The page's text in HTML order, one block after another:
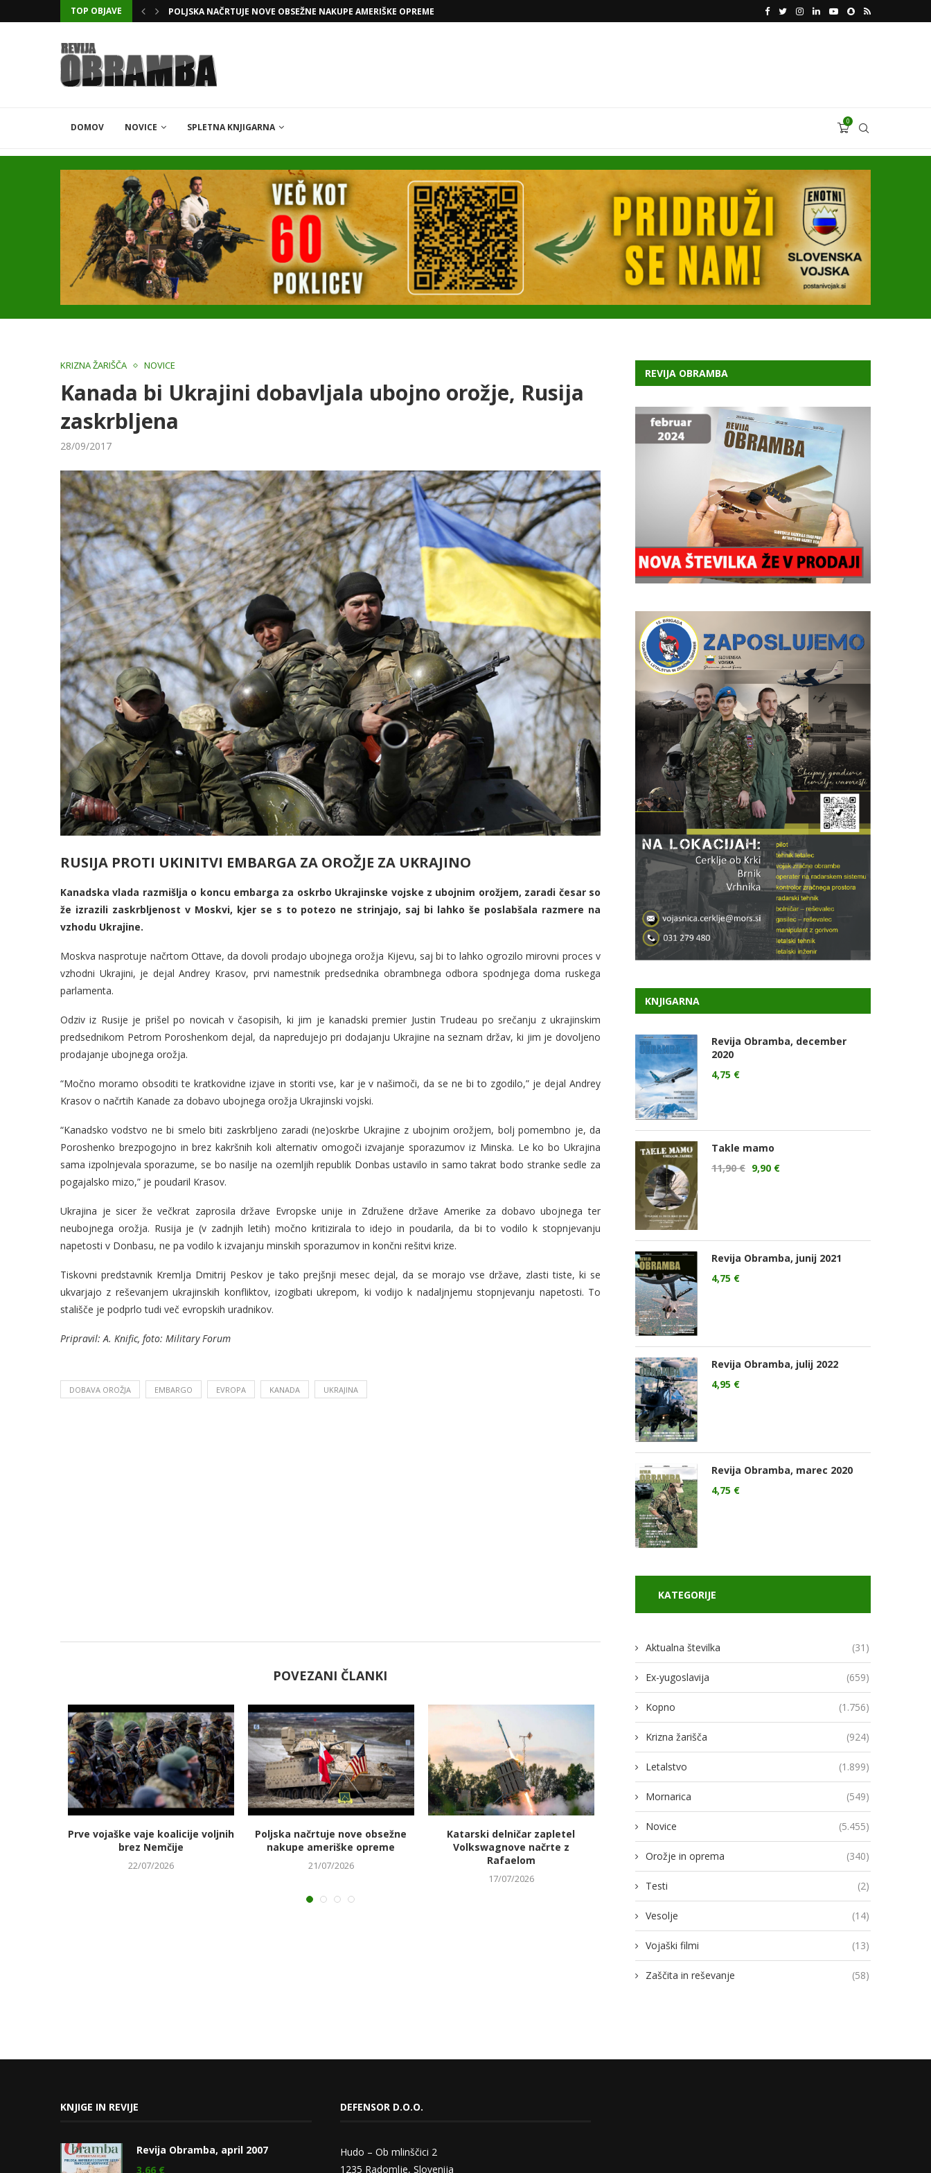
TOP OBJAVE KATARSKI DELNIČAR ZAPLETEL VOLKSWAGNOVE NAČRTE Z RAFAELOM VODJA UKROBORONPROMA HERMAN SMETANIN
DOMOV NOVICE SPLETNA KNJIGARNA
0
KRIZNA ŽARIŠČA NOVICE
Kanada bi Ukrajini dobavljala ubojno orožje, Rusija
zaskrbljena
28/09/2017
RUSIJA PROTI UKINITVI EMBARGA ZA OROŽJE ZA UKRAJINO
Kanadska vlada razmišlja o koncu embarga za oskrbo Ukrajinske vojske z ubojnim orožjem, zaradi česar so
že izrazili zaskrbljenost v Moskvi, kjer se s to potezo ne strinjajo, saj bi lahko še poslabšala razmere na
vzhodu Ukrajine.
Moskva nasprotuje načrtom Ottave, da dovoli prodajo ubojnega orožja Kijevu, saj bi to lahko ogrozilo mirovni proces v
vzhodni Ukrajini, je dejal Andrey Krasov, prvi namestnik predsednika obrambnega odbora spodnjega doma ruskega
parlamenta.
Odziv iz Rusije je prišel po novicah v časopisih, ki jim je kanadski premier Justin Trudeau po srečanju z ukrajinskim
predsednikom Petrom Poroshenkom dejal, da napredujejo pri dodajanju Ukrajine na seznam držav, ki jim je dovoljeno
prodajanje ubojnega orožja.
“Močno moramo obsoditi te kratkovidne izjave in storiti vse, kar je v našimoči, da se ne bi to zgodilo,” je dejal Andrey
Krasov o načrtih Kanade za dobavo ubojnega orožja Ukrajinski vojski.
“Kanadsko vodstvo ne bi smelo biti zaskrbljeno zaradi (ne)oskrbe Ukrajine z ubojnim orožjem, bolj pomembno je, da
Poroshenko brezpogojno in brez kakršnih koli alternativ omogoči izvajanje sporazumov iz Minska. Le ko bo Ukrajina
sama izpolnjevala sporazume, se bo nasilje na ozemljih republik Donbas ustavilo in samo takrat bodo stranke sedle za
pogajalsko mizo,” je poudaril Krasov.
Ukrajina je sicer že večkrat zaprosila države Evropske unije in Združene države Amerike za dobavo ubojnega ter
neubojnega orožja. Rusija je (v zadnjih letih) močno kritizirala to idejo in poudarila, da bi to vodilo k stopnjevanju
napetosti v Donbasu, ne pa vodilo k izvajanju minskih sporazumov in končni rešitvi krize.
Tiskovni predstavnik Kremlja Dmitrij Peskov je tako prejšnji mesec dejal, da se morajo vse države, zlasti tiste, ki se
ukvarjajo z reševanjem ukrajinskih konfliktov, izogibati ukrepom, ki vodijo k nadaljnjemu stopnjevanju napetosti. To
stališče je podprlo tudi več evropskih uradnikov.
Pripravil: A. Knific, foto: Military Forum
DOBAVA OROŽJA EMBARGO EVROPA KANADA UKRAJINA
POVEZANI ČLANKI
Prve vojaške vaje koalicije voljnih
brez Nemčije
22/07/2026
Poljska načrtuje nove obsežne
nakupe ameriške opreme
21/07/2026
Katarski delničar zapletel
Volkswagnove načrte z
Rafaelom
17/07/2026
Vodja Ukroboronproma Herman
14/07/2026
Lovci rafale za Ukrajino
13/07/2026
REVIJA OBRAMBA
KNJIGARNA
Revija Obramba, december
2020
4,75 €
Takle mamo
11,90€ 9,90 €
Revija Obramba, junij 2021
4,75 €
Revija Obramba, julij 2022
4,95 €
Revija Obramba, marec 2020
4,75 €
KATEGORIJE
Aktualna številka (31)
Ex-yugoslavija (659)
Kopno (1.756)
Krizna žarišča (924)
Letalstvo (1.899)
Mornarica (549)
Novice (5.455)
Orožje in oprema (340)
Testi (2)
Vesolje (14)
Vojaški filmi (13)
Zaščita in reševanje (58)
KNJIGE IN REVIJE
Revija Obramba, april 2007
3,66 €
DEFENSOR D.O.O.
Hudo – Ob mlinščici 2
1235 Radomlje, Slovenija